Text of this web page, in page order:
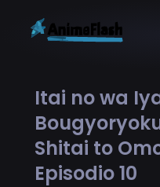
Itai no wa
Shitai to
Episodio 10